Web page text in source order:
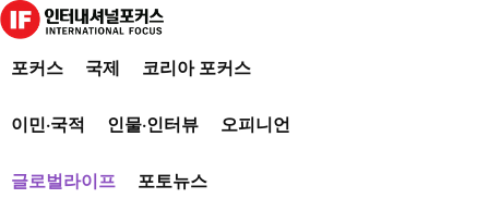
포커스 국제 코리아 포커스
이민·국적 인물·인터뷰 오피니언
글로벌라이프 포토뉴스